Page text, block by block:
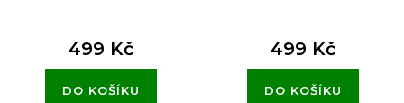
499 Kč
DO KOŠÍKU
499 Kč
DO KOŠÍKU